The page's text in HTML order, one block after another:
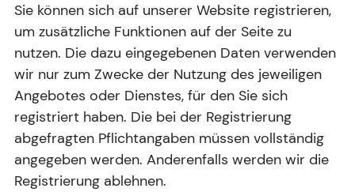
Sie können sich auf unserer Website registrieren,
um zusätzliche Funktionen auf der Seite zu
nutzen. Die dazu eingegebenen Daten verwenden
wir nur zum Zwecke der Nutzung des jeweiligen
Angebotes oder Dienstes, für den Sie sich
registriert haben. Die bei der Registrierung
abgefragten Pflichtangaben müssen vollständig
angegeben werden. Anderenfalls werden wir die
Registrierung ablehnen.